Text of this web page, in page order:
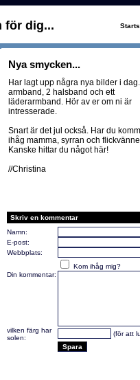
för dig...
Nya smycken...
Har lagt upp några nya bilder i
armband, 2 halsband och ett
läderarmband. Hör av er om ni är
intresserade.
Snart är det jul också. Har du
ihåg mamma, syrran och
Kanske hittar du något här!
//Christina
Skriv en kommentar
Namn:
E-post:
Webbplats:
Kom ihåg mig?
Din kommentar:
vilken färg har
solen:
(för att